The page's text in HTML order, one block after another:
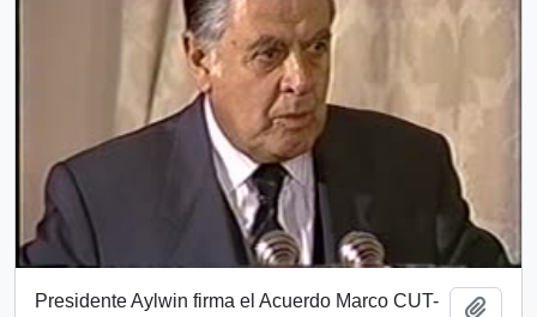
Presidente Aylwin firma el Acuerdo Marco CUT-